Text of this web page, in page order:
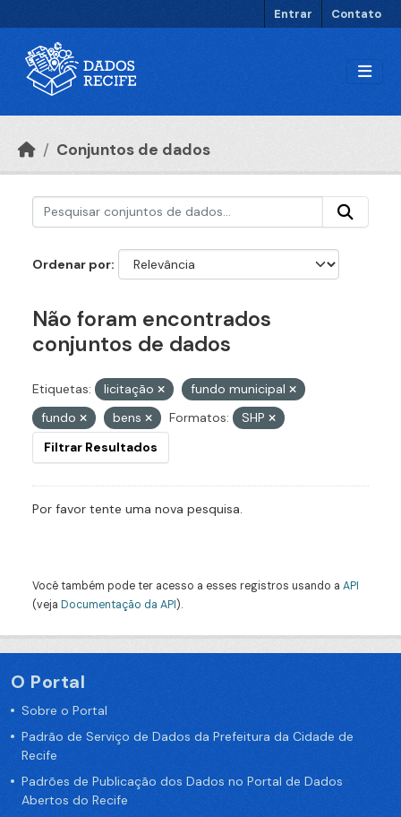
Entrar Contato
Conjuntos de dados
Ordenar por
Não foram encontrados
conjuntos de dados
Etiquetas: licitação
fundo municipal
fundo
bens Formatos:
SHP
Filtrar Resultados
Por favor tente uma nova pesquisa.
Você também pode ter acesso a esses registros usando a API
(veja Documentação da API).
O Portal
Sobre o Portal
Padrão de Serviço de Dados da Prefeitura da Cidade de
Recife
Padrões de Publicação dos Dados no Portal de Dados
Abertos do Recife